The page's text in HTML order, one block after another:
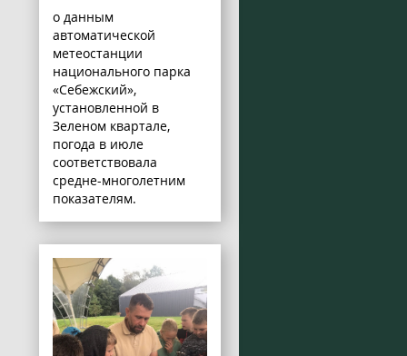
о данным
автоматической
метеостанции
национального парка
«Себежский»,
установленной в
Зеленом квартале,
погода в июле
соответствовала
средне-многолетним
показателям.